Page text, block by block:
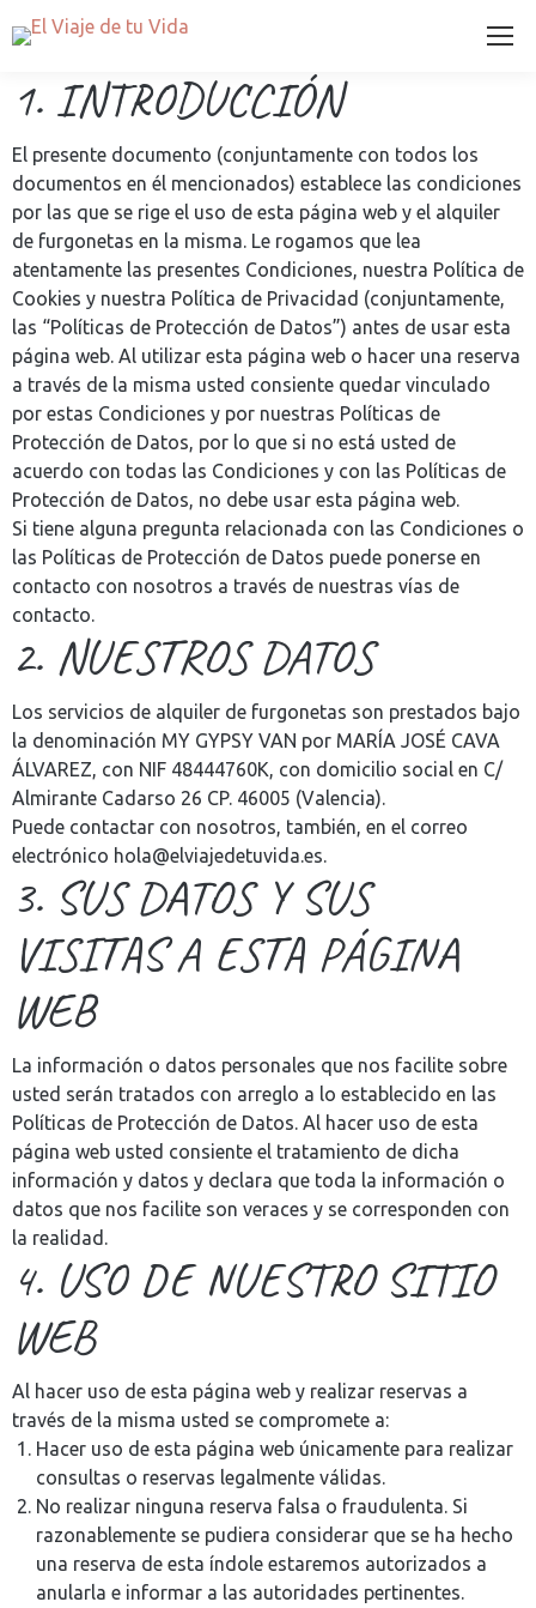
1. INTRODUCCIÓN
El presente documento (conjuntamente con todos los
documentos en él mencionados) establece las condiciones
por las que se rige el uso de esta página web y el alquiler
de furgonetas en la misma. Le rogamos que lea
atentamente las presentes Condiciones, nuestra Política de
Cookies y nuestra Política de Privacidad (conjuntamente,
las “Políticas de Protección de Datos”) antes de usar esta
página web. Al utilizar esta página web o hacer una reserva
a través de la misma usted consiente quedar vinculado
por estas Condiciones y por nuestras Políticas de
Protección de Datos, por lo que si no está usted de
acuerdo con todas las Condiciones y con las Políticas de
Protección de Datos, no debe usar esta página web.
Si tiene alguna pregunta relacionada con las Condiciones o
las Políticas de Protección de Datos puede ponerse en
contacto con nosotros a través de nuestras vías de
contacto.
2. NUESTROS DATOS
Los servicios de alquiler de furgonetas son prestados bajo
la denominación MY GYPSY VAN por MARÍA JOSÉ CAVA
ÁLVAREZ, con NIF 48444760K, con domicilio social en C/
Almirante Cadarso 26 CP. 46005 (Valencia).
Puede contactar con nosotros, también, en el correo
electrónico hola@elviajedetuvida.es.
3. SUS DATOS Y SUS
VISITAS A ESTA PÁGINA
WEB
La información o datos personales que nos facilite sobre
usted serán tratados con arreglo a lo establecido en las
Políticas de Protección de Datos. Al hacer uso de esta
página web usted consiente el tratamiento de dicha
información y datos y declara que toda la información o
datos que nos facilite son veraces y se corresponden con
la realidad.
4. USO DE NUESTRO SITIO
WEB
Al hacer uso de esta página web y realizar reservas a
través de la misma usted se compromete a:
Hacer uso de esta página web únicamente para realizar
consultas o reservas legalmente válidas.
No realizar ninguna reserva falsa o fraudulenta. Si
razonablemente se pudiera considerar que se ha hecho
una reserva de esta índole estaremos autorizados a
anularla e informar a las autoridades pertinentes.